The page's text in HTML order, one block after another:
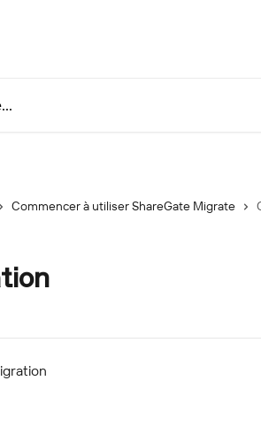
Commencer à utiliser ShareGate Migrate